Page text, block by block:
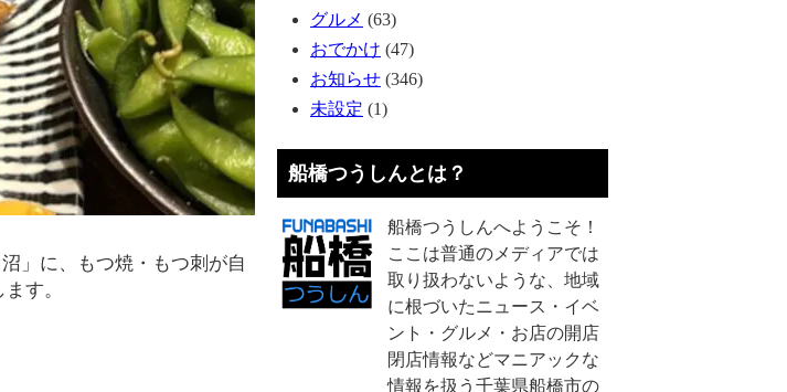
」に、もつ焼・もつ刺が自
す。
グルメ (63)
おでかけ (47)
お知らせ (346)
未設定 (1)
船橋つうしんとは？
船橋つうしんへようこそ！
ここは普通のメディアでは
取り扱わないような、地域
に根づいたニュース・イベ
ント・グルメ・お店の開店
閉店情報などマニアックな
情報を扱う千葉県船橋市の